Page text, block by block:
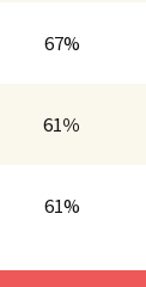
67%
61％
61%